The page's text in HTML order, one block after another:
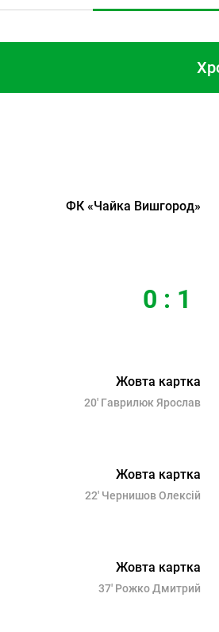
ФК «Чайка Вишгород»
0 : 1
Жовта картка
20' Гаврилюк Ярослав
Жовта картка
22' Чернишов Олексій
Жовта картка
37' Рожко Дмитрий